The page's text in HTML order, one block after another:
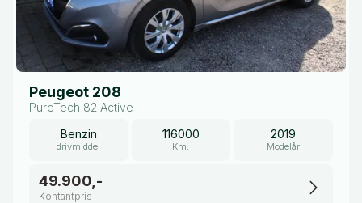
Peugeot 208
PureTech 82 Active
Benzin
drivmiddel
116000
Km.
2019
Modelår
49.900,-
Kontantpris